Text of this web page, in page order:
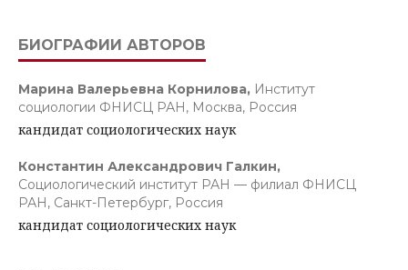
БИОГРАФИИ АВТОРОВ
Марина Валерьевна Корнилова, Институт
социологии ФНИСЦ РАН, Москва, Россия
кандидат социологических наук
Константин Александрович Галкин,
Социологический институт РАН — филиал ФНИСЦ
РАН, Санкт-Петербург, Россия
кандидат социологических наук